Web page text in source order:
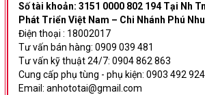
Số tài khoản: 3151 0000 802 194 Tại Nh
Phát Triển Việt Nam – Chi Nhánh Phú
Điện thoại : 18002017
Tư vấn bán hàng: 0909 039 481
Tư vấn kỹ thuật 24/7: 0904 862 863
Cung cấp phụ tùng - phụ kiện: 0903 492 924
Email: anhototai@gmail.com